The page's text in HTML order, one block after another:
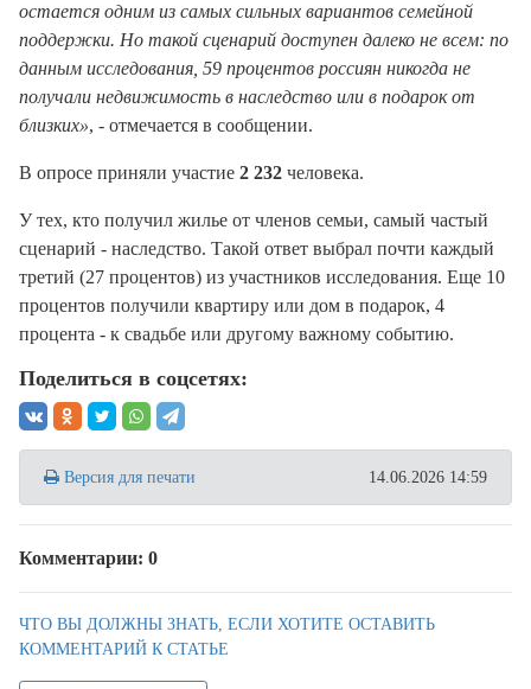
остается одним из самых сильных вариантов семейной
поддержки. Но такой сценарий доступен далеко не всем: по
данным исследования, 59 процентов россиян никогда не
получали недвижимость в наследство или в подарок от
близких», - отмечается в сообщении.
В опросе приняли участие 2 232 человека.
У тех, кто получил жилье от членов семьи, самый частый
сценарий - наследство. Такой ответ выбрал почти каждый
третий (27 процентов) из участников исследования. Еще 10
процентов получили квартиру или дом в подарок, 4
процента - к свадьбе или другому важному событию.
Поделиться в соцсетях:
Версия для печати 14.06.2026 14:59
Комментарии: 0
ЧТО ВЫ ДОЛЖНЫ ЗНАТЬ, ЕСЛИ ХОТИТЕ ОСТАВИТЬ
КОММЕНТАРИЙ К СТАТЬЕ